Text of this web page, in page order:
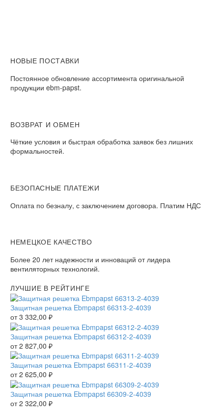
НОВЫЕ ПОСТАВКИ
Постоянное обновление ассортимента оригинальной
продукции ebm-papst.
ВОЗВРАТ И ОБМЕН
Чёткие условия и быстрая обработка заявок без лишних
формальностей.
БЕЗОПАСНЫЕ ПЛАТЕЖИ
Оплата по безналу, с заключением договора. Платим НДС
НЕМЕЦКОЕ КАЧЕСТВО
Более 20 лет надежности и инноваций от лидера
вентиляторных технологий.
ЛУЧШИЕ В РЕЙТИНГЕ
Защитная решетка Ebmpapst 66313-2-4039
от3 332,00 ₽
Защитная решетка Ebmpapst 66312-2-4039
от2 827,00 ₽
Защитная решетка Ebmpapst 66311-2-4039
от2 625,00 ₽
Защитная решетка Ebmpapst 66309-2-4039
от2 322,00 ₽